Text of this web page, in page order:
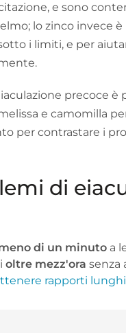
e sono
lo zinco invece
i limiti, e per
precoce è
e camomilla
per contrastare i
di
di un minuto a
oltre mezz'ora senza
rapporti